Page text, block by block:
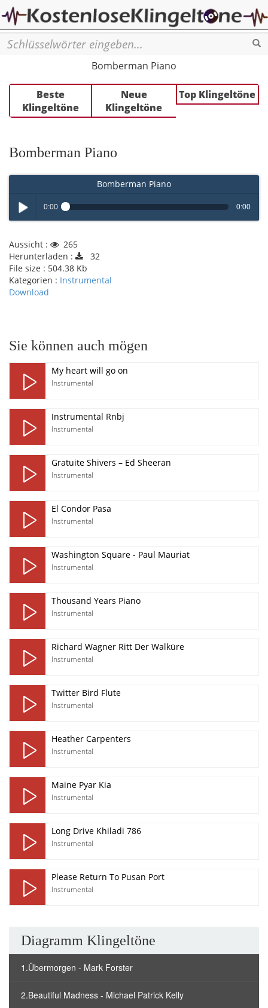
Bomberman Piano
Beste
Klingeltöne
Neue
Klingeltöne
Top Klingeltöne
Bomberman Piano
Bomberman Piano
Play /
0:00 0:00
Aussicht :
265
Herunterladen :
32
File size : 504.38 Kb
Kategorien : Instrumental
Download
Sie können auch mögen
My heart will go on
Instrumental
Instrumental Rnbj
Instrumental
Gratuite Shivers – Ed Sheeran
Instrumental
El Condor Pasa
Instrumental
Washington Square - Paul Mauriat
Instrumental
Thousand Years Piano
Instrumental
Richard Wagner Ritt Der Walküre
Instrumental
Twitter Bird Flute
Instrumental
Heather Carpenters
Instrumental
Maine Pyar Kia
Instrumental
Long Drive Khiladi 786
Instrumental
Please Return To Pusan Port
Instrumental
Diagramm Klingeltöne
1.Übermorgen - Mark Forster
2.Beautiful Madness - Michael Patrick Kelly